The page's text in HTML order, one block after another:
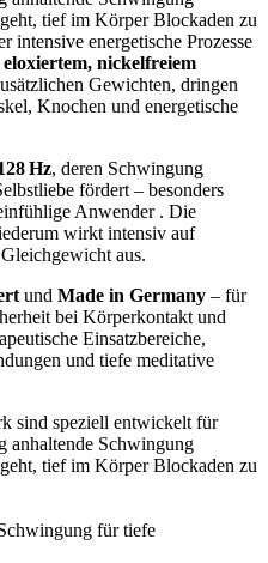
tief im Körper Blockaden zu
intensive energetische Prozesse
nickelfreiem
Gewichten, dringen
Knochen und energetische
Hz, deren Schwingung
fördert – besonders
Anwender. Die
wirkt intensiv auf
aus.
und Made in Germany – für
bei Körperkontakt und
Einsatzbereiche,
und tiefe meditative
sind speziell entwickelt für
anhaltende Schwingung
tief im Körper Blockaden zu
für tiefe